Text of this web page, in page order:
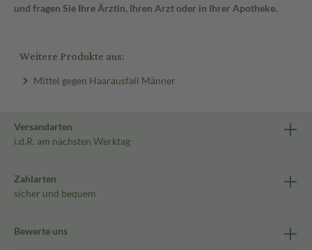
und fragen Sie Ihre Ärztin, Ihren Arzt oder in Ihrer Apotheke.
Weitere Produkte aus:
Mittel gegen Haarausfall Männer
Versandarten
i.d.R. am nächsten Werktag
Zahlarten
sicher und bequem
Bewerte uns